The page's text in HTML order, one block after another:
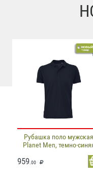
Рубашка поло мужская
Planet Men, темно-
959 .00